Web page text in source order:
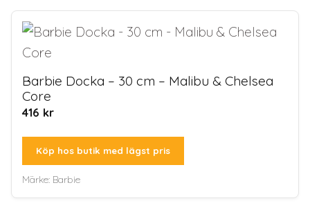
Barbie Docka – 30 cm – Malibu & Chelsea
Core
416 kr
Köp hos butik med lägst pris
Märke: Barbie